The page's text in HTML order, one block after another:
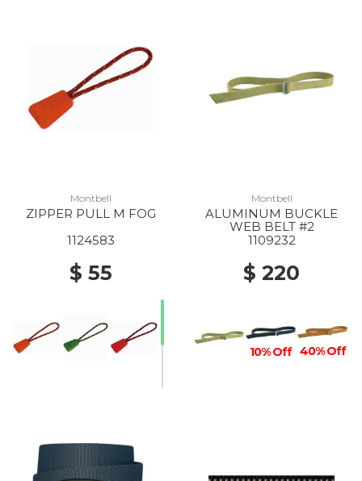
Montbell
ZIPPER PULL M FOG
1124583
$ 55
Montbell
ALUMINUM BUCKLE
WEB BELT #2
1109232
$ 220
10% Off 40% Off